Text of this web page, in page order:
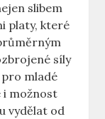
slibem
platy, které
síly
mladé
i možnost
vydělat od